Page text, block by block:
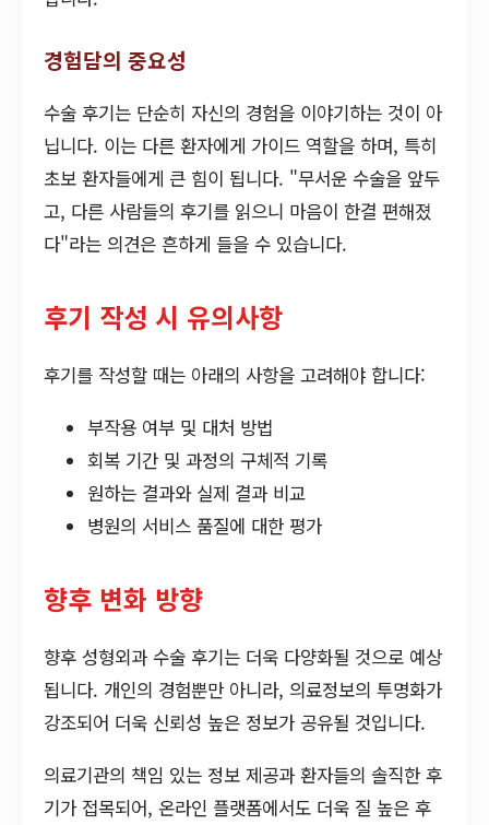
경험담의 중요성
수술 후기는 단순히 자신의 경험을 이야기하는 것이 아
닙니다. 이는 다른 환자에게 가이드 역할을 하며, 특히
초보 환자들에게 큰 힘이 됩니다. "무서운 수술을 앞두
고, 다른 사람들의 후기를 읽으니 마음이 한결 편해졌
다"라는 의견은 흔하게 들을 수 있습니다.
후기 작성 시 유의사항
후기를 작성할 때는 아래의 사항을 고려해야 합니다:
부작용 여부 및 대처 방법
회복 기간 및 과정의 구체적 기록
원하는 결과와 실제 결과 비교
병원의 서비스 품질에 대한 평가
향후 변화 방향
향후 성형외과 수술 후기는 더욱 다양화될 것으로 예상
됩니다. 개인의 경험뿐만 아니라, 의료정보의 투명화가
강조되어 더욱 신뢰성 높은 정보가 공유될 것입니다.
의료기관의 책임 있는 정보 제공과 환자들의 솔직한 후
기가 접목되어, 온라인 플랫폼에서도 더욱 질 높은 후